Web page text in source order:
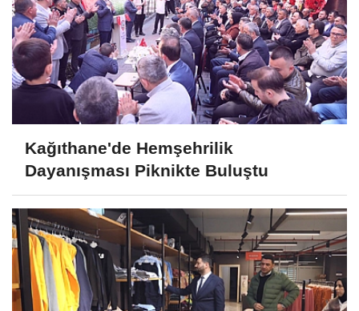
Kağıthane'de Hemşehrilik
Dayanışması Piknikte Buluştu